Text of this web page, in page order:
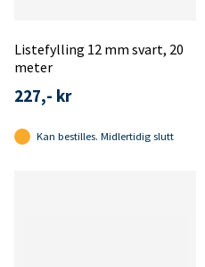
Listefylling 12 mm svart, 20
meter
227,- kr
Kan bestilles. Midlertidig slutt